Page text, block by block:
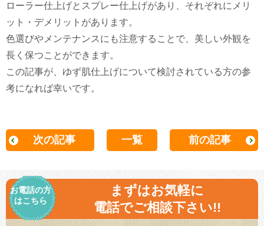
ローラー仕上げとスプレー仕上げがあり、それぞれにメリ
ット・デメリットがあります。
色選びやメンテナンスにも注意することで、美しい外観を
長く保つことができます。
この記事が、ゆず肌仕上げについて検討されている方の参
考になれば幸いです。
次の記事 一覧 前の記事
お電話の方
はこちら
まずはお気軽に
電話でご相談下さい!!